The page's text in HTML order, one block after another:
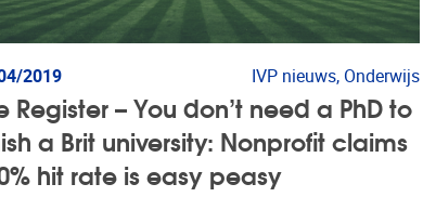
2019 IVP nieuws, Onderwijs
Register – You don’t need a PhD to
a Brit university: Nonprofit claims
hit rate is easy peasy